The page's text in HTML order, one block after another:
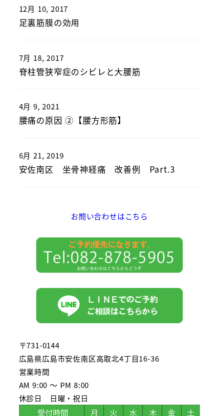
足裏筋膜の効用
12月 10, 2017
脊柱管狭窄症のシビレと大腰筋
7月 18, 2017
腰痛の原因 ②【腰方形筋】
4月 9, 2021
安佐南区 坐骨神経痛 改善例 Part.3
6月 21, 2019
お問い合わせはこちら
〒731-0144
広島県広島市安佐南区高取北4丁目16-36
営業時間
AM 9:00 ～ PM 8:00
休診日 日曜・祝日